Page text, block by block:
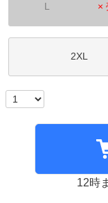
L ×
2XL
12時